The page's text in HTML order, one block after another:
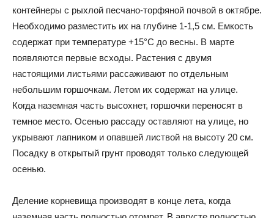
контейнеры с рыхлой песчано-торфяной почвой в октябре.
Необходимо разместить их на глубине 1-1,5 см. Емкость
содержат при температуре +15°C до весны. В марте
появляются первые всходы. Растения с двумя
настоящими листьями рассаживают по отдельным
небольшим горшочкам. Летом их содержат на улице.
Когда наземная часть высохнет, горшочки переносят в
темное место. Осенью рассаду оставляют на улице, но
укрывают лапником и опавшей листвой на высоту 20 см.
Посадку в открытый грунт проводят только следующей
осенью.
Деление корневища производят в конце лета, когда